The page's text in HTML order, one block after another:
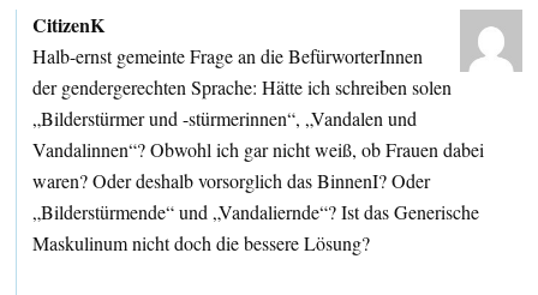
CitizenK
Halb-ernst gemeinte Frage an die BefürworterInnen
der gendergerechten Sprache: Hätte ich schreiben solen
„Bilderstürmer und -stürmerinnen“, „Vandalen und
Vandalinnen“? Obwohl ich gar nicht weiß, ob Frauen dabei
waren? Oder deshalb vorsorglich das BinnenI? Oder
„Bilderstürmende“ und „Vandaliernde“? Ist das Generische
Maskulinum nicht doch die bessere Lösung?